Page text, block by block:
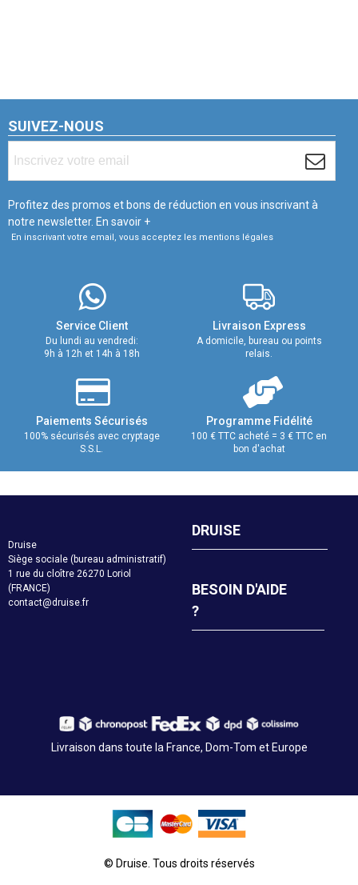
SUIVEZ-NOUS
Profitez des promos et bons de réduction en vous inscrivant à
notre newsletter. En savoir +
En inscrivant votre email, vous acceptez les mentions légales
Service Client
Du lundi au vendredi:
9h à 12h et 14h à 18h
Livraison Express
A domicile, bureau ou points
relais.
Paiements Sécurisés
100% sécurisés avec cryptage
S.S.L.
Programme Fidélité
100 € TTC acheté = 3 € TTC en
bon d'achat
Druise
Siège sociale (bureau administratif)
1 rue du cloître 26270 Loriol
(FRANCE)
contact@druise.fr
DRUISE
BESOIN D'AIDE
?
Livraison dans toute la France, Dom-Tom et Europe
© Druise. Tous droits réservés